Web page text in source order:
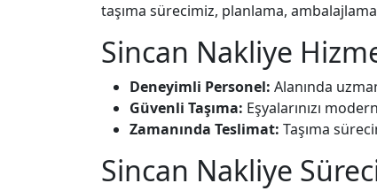
taşıma sürecimiz, planlama,
Sincan Nakliye
Deneyimli Personel: Alanında
Güvenli Taşıma: Eşyalarınızı
Zamanında Teslimat: Taşıma
Sincan Nakliye